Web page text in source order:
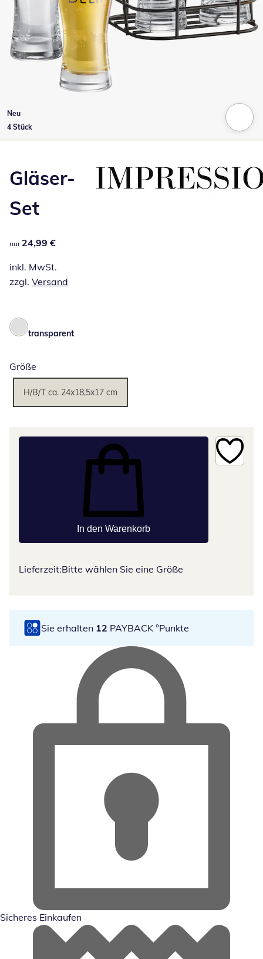
Neu
4 Stück
Gläser-
Set
24,99 €
nur 24,99 €
inkl. MwSt.
zzgl. Versand
transparent
Größe
H/B/T ca. 24x18,5x17 cm
In den Warenkorb
Lieferzeit:Bitte wählen Sie eine Größe
Sie erhalten 12 PAYBACK °Punkte
Sicheres Einkaufen